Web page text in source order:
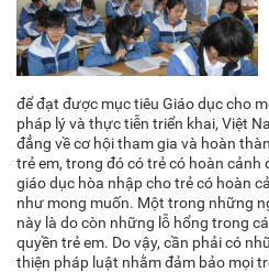
để đạt được mục tiêu Giáo dục cho
pháp lý và thực tiễn triển khai, Việt
đẳng về cơ hội tham gia và hoàn
trẻ em, trong đó có trẻ có hoàn cảnh
giáo dục hòa nhập cho trẻ có hoàn
như mong muốn. Một trong những
này là do còn những lỗ hổng trong
quyền trẻ em. Do vậy, cần phải có
thiện pháp luật nhằm đảm bảo mọi